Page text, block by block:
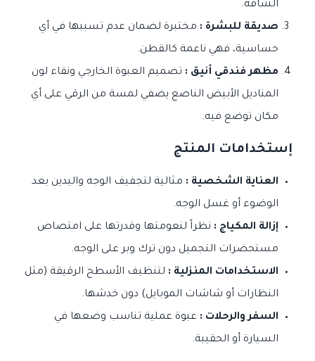
الشاقة.
صديقة للبشرة : مختبرة لضمان عدم تسببها في أي
حساسية، فهي ناعمة كالقطن.
مظهر فندقي أنيق : تصميم العبوة الخارجي ونقاء لون
المناديل الأبيض الناصع يضفي لمسة من الرقي على أي
مكان توضع فيه.
إستخدامات المنتج
العناية الشخصية : مثالية لتجفيف الوجه واليدين بعد
الوضوء أو غسل الوجه.
إزالة المكياج : نظراً لنعومتها وقدرتها على امتصاص
مستحضرات التجميل دون ترك وبر على الوجه.
الاستخدامات المنزلية : لتنظيف الأسطح الرقيقة (مثل
النظارات أو شاشات الموبايل) دون خدشها.
السفر والرحلات : عبوة عملية تناسب وضعها في
السيارة أو الحقيبة.